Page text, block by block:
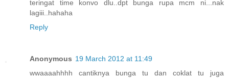
teringat time konvo dlu..dpt bunga rupa mcm ni...nak
lagiii..hahaha
Reply
Anonymous 19 March 2012 at 11:49
wwaaaahhhh cantiknya bunga tu dan coklat tu juga